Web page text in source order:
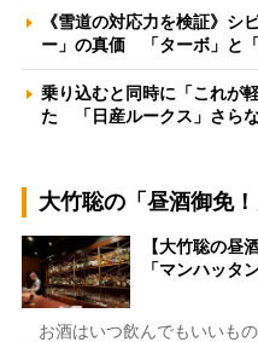
《雪道の対応力を検証》シ
ー」の真価 「ターボ」と
乗り込むと同時に「これが
た 「日産ルークス」さら
大竹聡の「昼酒御免！
【大竹聡の昼
「マンハッタ
お酒はいつ飲んでもいいも